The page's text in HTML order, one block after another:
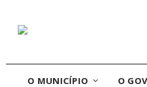
O MUNICÍPIO O